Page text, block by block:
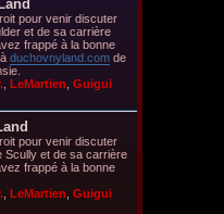
pour venir discuter
et de sa carrière
frappé à la bonne
duchovnyland.com de
LeMartien Guigui
pour venir discuter
Scully et de sa carrière
frappé à la bonne
LeMartien Guigui